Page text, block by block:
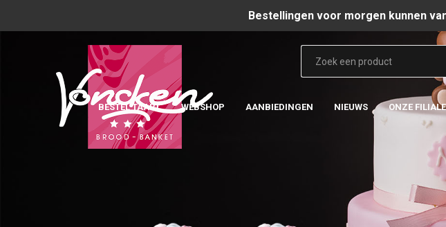
Bestellingen voor morgen kunnen
BESTEL TAART WEBSHOP AANBIEDINGEN NIEUWS ONZE